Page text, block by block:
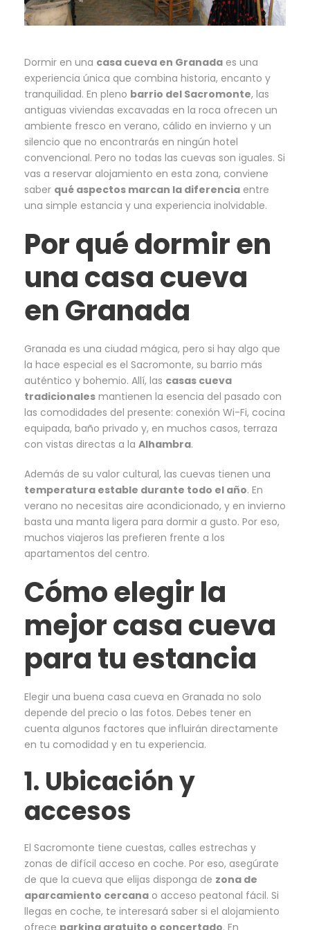
Dormir en una casa cueva en Granada es una
experiencia única que combina historia, encanto y
tranquilidad. En pleno barrio del Sacromonte, las
antiguas viviendas excavadas en la roca ofrecen un
ambiente fresco en verano, cálido en invierno y un
silencio que no encontrarás en ningún hotel
convencional. Pero no todas las cuevas son iguales. Si
vas a reservar alojamiento en esta zona, conviene
saber qué aspectos marcan la diferencia entre
una simple estancia y una experiencia inolvidable.
Por qué dormir en
una casa cueva
en Granada
Granada es una ciudad mágica, pero si hay algo que
la hace especial es el Sacromonte, su barrio más
auténtico y bohemio. Allí, las casas cueva
tradicionales mantienen la esencia del pasado con
las comodidades del presente: conexión Wi-Fi, cocina
equipada, baño privado y, en muchos casos, terraza
con vistas directas a la Alhambra.
Además de su valor cultural, las cuevas tienen una
temperatura estable durante todo el año. En
verano no necesitas aire acondicionado, y en invierno
basta una manta ligera para dormir a gusto. Por eso,
muchos viajeros las prefieren frente a los
apartamentos del centro.
Cómo elegir la
mejor casa cueva
para tu estancia
Elegir una buena casa cueva en Granada no solo
depende del precio o las fotos. Debes tener en
cuenta algunos factores que influirán directamente
en tu comodidad y en tu experiencia.
1. Ubicación y
accesos
El Sacromonte tiene cuestas, calles estrechas y
zonas de difícil acceso en coche. Por eso, asegúrate
de que la cueva que elijas disponga de zona de
aparcamiento cercana o acceso peatonal fácil. Si
llegas en coche, te interesará saber si el alojamiento
ofrece parking gratuito o concertado. En